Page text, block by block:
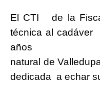
El CTI de la
técnica al
años
natural de
dedicada a echar